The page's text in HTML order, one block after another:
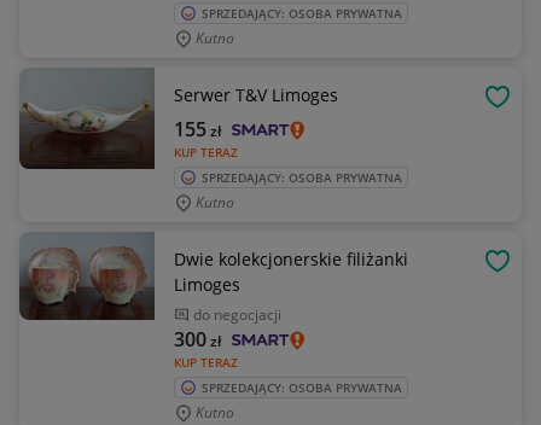
SPRZEDAJĄCY: OSOBA PRYWATNA
Kutno
Serwer T&V Limoges
KUP TERAZ
155zł
SPRZEDAJĄCY: OSOBA PRYWATNA
Kutno
Dwie kolekcjonerskie filiżanki
Limoges
do negocjacji
KUP TERAZ
300zł
SPRZEDAJĄCY: OSOBA PRYWATNA
Kutno